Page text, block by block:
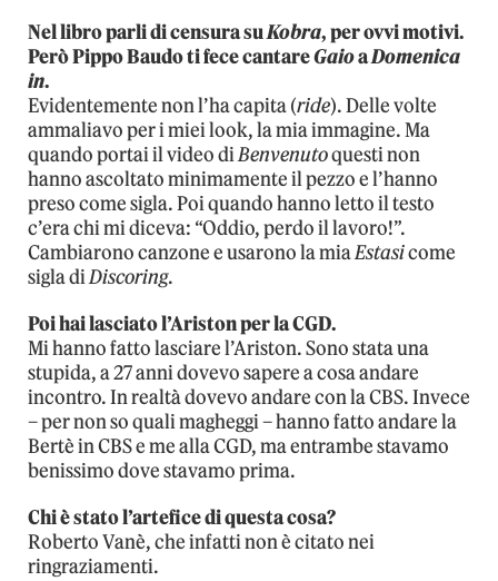
Nel libro parli di censura suKobra, per ovvi motivi.
Però Pippo Baudo ti fece cantareGaioaDomenica
in.
Evidentemente non l’ha capita (ride). Delle volte
ammaliavo per i miei look, la mia immagine. Ma
quando portai il video diBenvenutoquesti non
hanno ascoltato minimamente il pezzo e l’hanno
preso come sigla. Poi quando hanno letto il testo
c’era chi mi diceva: “Oddio, perdo il lavoro!”.
Cambiarono canzone e usarono la miaEstasicome
sigla diDiscoring.
Poi hai lasciato l’Ariston per la CGD.
Mi hanno fatto lasciare l’Ariston. Sono stata una
stupida, a 27 anni dovevo sapere a cosa andare
incontro. In realtà dovevo andare con la CBS. Invece
– per non so quali magheggi – hanno fatto andare la
Bertè in CBS e me alla CGD, ma entrambe stavamo
benissimo dove stavamo prima.
Chi è stato l’artefice di questa cosa?
Roberto Vanè, che infatti non è citato nei
ringraziamenti.